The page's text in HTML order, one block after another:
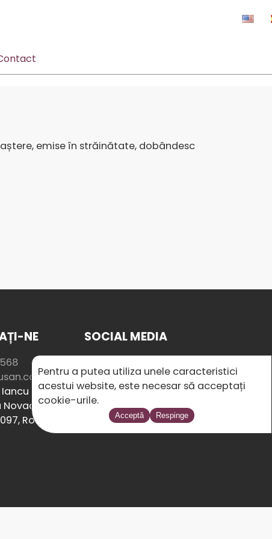
emise în străinătate, dobândesc
NE
nr. 8/2,
5A, Cluj-
România
SOCIAL MEDIA
Pentru a putea utiliza unele caracteristici
acestui website, este necesar să acceptați
cookie-urile.
Acceptă Respinge